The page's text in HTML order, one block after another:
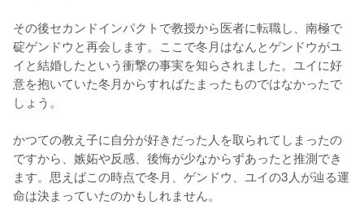
その後セカンドインパクトで教授から医者に転職し、南極で
碇ゲンドウと再会します。ここで冬月はなんとゲンドウがユ
イと結婚したという衝撃の事実を知らされました。ユイに好
意を抱いていた冬月からすればたまったものではなかったで
しょう。
かつての教え子に自分が好きだった人を取られてしまったの
ですから、嫉妬や反感、後悔が少なからずあったと推測でき
ます。思えばこの時点で冬月、ゲンドウ、ユイの3人が辿る運
命は決まっていたのかもしれません。